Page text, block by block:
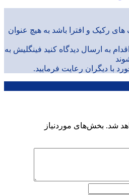
رکیک و افترا باشد به هیچ عنوان
به ارسال دیدگاه کنید فینگلیش به
با دیگران رعایت فرمایید.
شد. بخش‌های موردنیاز